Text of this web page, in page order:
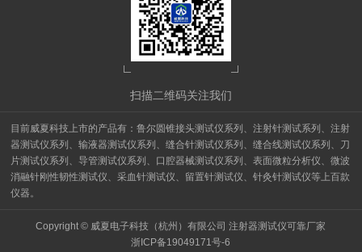
扫描二维码关注我们
目前威夏科技上市的产品有：鲁尔圆锥接头测试仪系列、注射针测试系列、注射
器测试仪系列、输液器测试仪系列、缝合针测试仪系列、缝合线测试仪系列、刀
片测试仪系列、导管测试仪系列、口腔器械测试仪系列、表面微粒分析仪、微波
消融针刚性韧性测试仪、采血针测试仪、留置针测试仪、针灸针测试仪等上百款
仪器。
Copyright © 威夏电子科技（杭州）有限公司 注射器测试仪可靠厂家
浙ICP备19049171号-6